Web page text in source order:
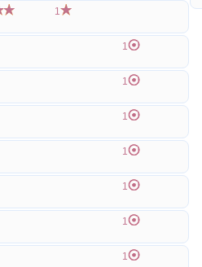
1
1
1
1
1
1
1
1